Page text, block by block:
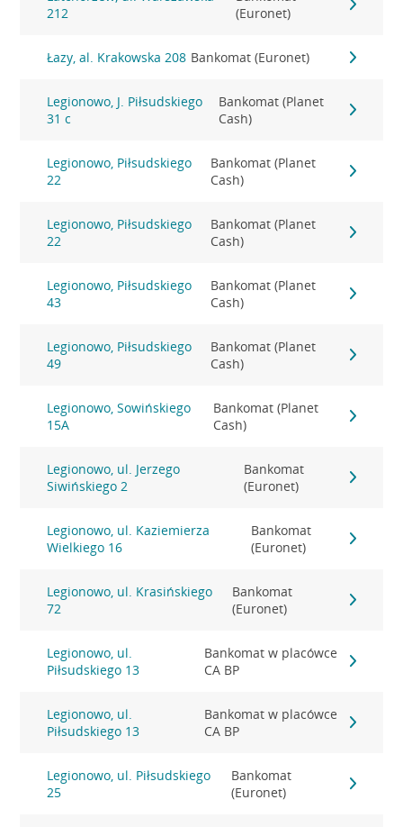
212
(Euronet)
Łazy, al. Krakowska 208 Bankomat (Euronet)
Legionowo, J. Piłsudskiego
31 c
Bankomat (Planet
Cash)
Legionowo, Piłsudskiego
22
Bankomat (Planet
Cash)
Legionowo, Piłsudskiego
22
Bankomat (Planet
Cash)
Legionowo, Piłsudskiego
43
Bankomat (Planet
Cash)
Legionowo, Piłsudskiego
49
Bankomat (Planet
Cash)
Legionowo, Sowińskiego
15A
Bankomat (Planet
Cash)
Legionowo, ul. Jerzego
Siwińskiego 2
Bankomat
(Euronet)
Legionowo, ul. Kaziemierza
Wielkiego 16
Bankomat
(Euronet)
Legionowo, ul. Krasińskiego
72
Bankomat
(Euronet)
Legionowo, ul.
Piłsudskiego 13
Bankomat w placówce
CA BP
Legionowo, ul.
Piłsudskiego 13
Bankomat w placówce
CA BP
Legionowo, ul. Piłsudskiego
25
Bankomat
(Euronet)